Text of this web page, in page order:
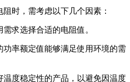
时，需考虑以下几个因素：
求选择合适的电阻值。
率额定值能够满足使用环境的需
度稳定性的产品，以避免因温度